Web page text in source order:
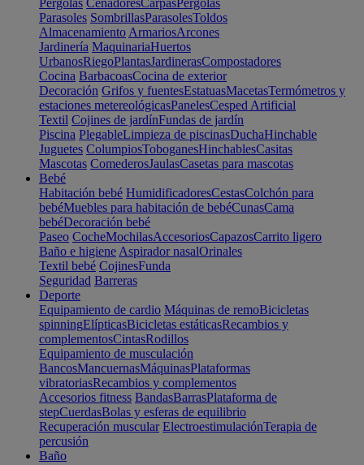
Pérgolas CenadoresCarpasPérgolas
Parasoles SombrillasParasolesToldos
Almacenamiento ArmariosArcones
Jardinería MaquinariaHuertos
UrbanosRiegoPlantasJardinerasCompostadores
Cocina BarbacoasCocina de exterior
Decoración Grifos y fuentesEstatuasMacetasTermómetros y
estaciones metereológicasPanelesCesped Artificial
Textil Cojines de jardínFundas de jardín
Piscina PlegableLimpieza de piscinasDuchaHinchable
Juguetes ColumpiosToboganesHinchablesCasitas
Mascotas ComederosJaulasCasetas para mascotas
Bebé
Habitación bebé HumidificadoresCestasColchón para
bebéMuebles para habitación de bebéCunasCama
bebéDecoración bebé
Paseo CocheMochilasAccesoriosCapazosCarrito ligero
Baño e higiene Aspirador nasalOrinales
Textil bebé CojinesFunda
Seguridad Barreras
Deporte
Equipamiento de cardio Máquinas de remoBicicletas
spinningElípticasBicicletas estáticasRecambios y
complementosCintasRodillos
Equipamiento de musculación
BancosMancuernasMáquinasPlataformas
vibratoriasRecambios y complementos
Accesorios fitness BandasBarrasPlataforma de
stepCuerdasBolas y esferas de equilibrio
Recuperación muscular ElectroestimulaciónTerapia de
percusión
Baño